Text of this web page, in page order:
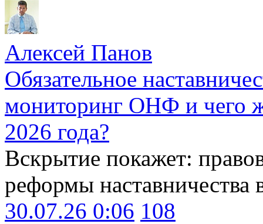
Алексей Панов
Обязательное
мониторинг ОНФ и чего
2026 года?
Вскрытие покажет:
реформы наставничества
30.07.26 0:06 108